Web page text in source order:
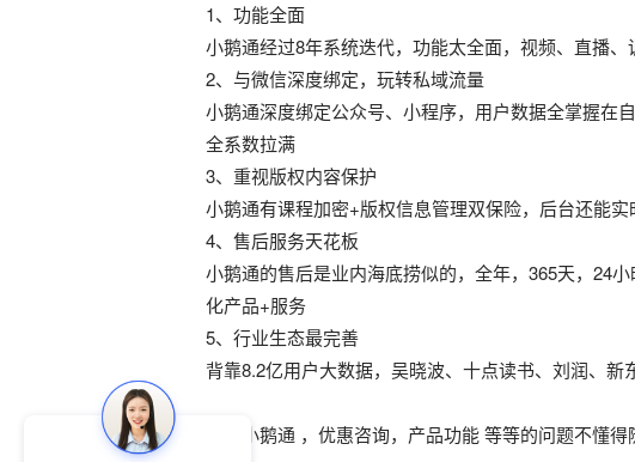
1、功能全面
小鹅通经过8年系统迭代，功能太全面，视频、直播
2、与微信深度绑定，玩转私域流量
小鹅通深度绑定公众号、小程序，用户数据全掌握在
全系数拉满
3、重视版权内容保护
小鹅通有课程加密+版权信息管理双保险，后台还能
4、售后服务天花板
小鹅通的售后是业内海底捞似的， 全年，365天，24
化产品+服务
5、行业生态最完善
背靠8.2亿用户大数据，吴晓波、十点读书、刘润、
关于小鹅通 ，优惠咨询，产品功能 等等的问题不懂